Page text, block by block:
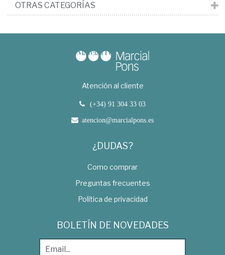
OTRAS CATEGORÍAS
Atención al cliente
(+34) 91 304 33 03
atencion@marcialpons.es
¿DUDAS?
Como comprar
Preguntas frecuentes
Política de privacidad
BOLETÍN DE NOVEDADES